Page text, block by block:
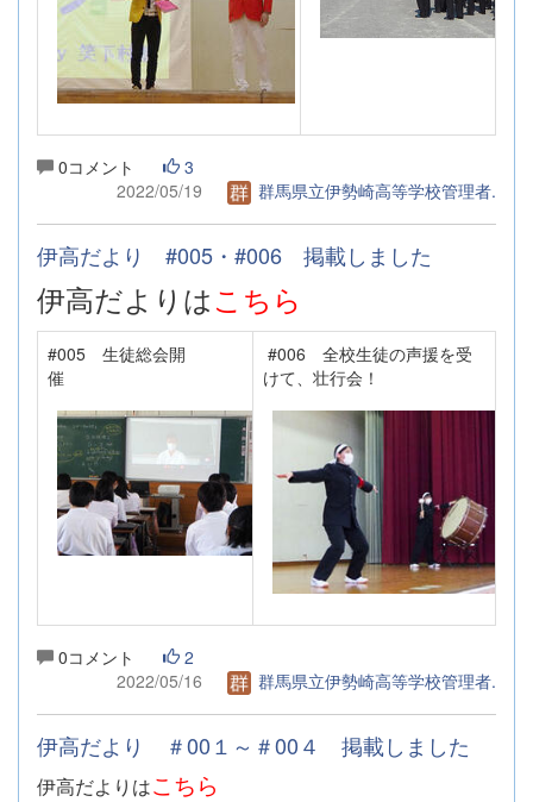
0コメント
3
2022/05/19
群馬県立伊勢崎高等学校管理者.
伊高だより #005・#006 掲載しました
伊高だよりはこちら
#005 生徒総会開
催
#006 全校生徒の声援を受
けて、壮行会！
0コメント
2
2022/05/16
群馬県立伊勢崎高等学校管理者.
伊高だより ＃00１～＃00４ 掲載しました
伊高だよりはこちら